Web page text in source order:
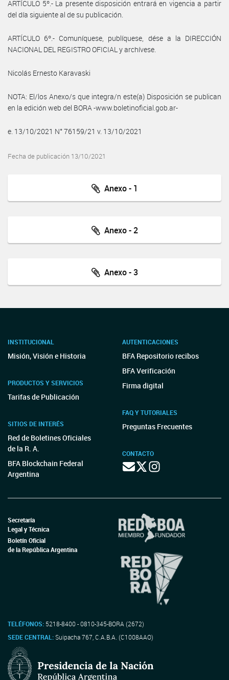
ARTÍCULO 5º.- La presente disposición entrará en vigencia a partir
del día siguiente al de su publicación.
ARTÍCULO 6º.- Comuníquese, publíquese, dése a la DIRECCIÓN
NACIONAL DEL REGISTRO OFICIAL y archívese.
Nicolás Ernesto Karavaski
NOTA: El/los Anexo/s que integra/n este(a) Disposición se publican
en la edición web del BORA -www.boletinoficial.gob.ar-
e. 13/10/2021 N° 76159/21 v. 13/10/2021
Fecha de publicación 13/10/2021
Anexo - 1
Anexo - 2
Anexo - 3
INSTITUCIONAL
Misión, Visión e Historia
PRODUCTOS Y SERVICIOS
Tarifas de Publicación
SITIOS DE INTERÉS
Red de Boletines Oficiales
de la R. A.
BFA Blockchain Federal
Argentina
AUTENTICACIONES
BFA Repositorio recibos
BFA Verificación
Firma digital
FAQ Y TUTORIALES
Preguntas Frecuentes
CONTACTO
Secretaría
Legal y Técnica
Boletín Oficial
de la República Argentina
TELÉFONOS: 5218-8400 - 0810-345-BORA (2672)
SEDE CENTRAL:Suipacha 767, C.A.B.A. (C1008AAO)